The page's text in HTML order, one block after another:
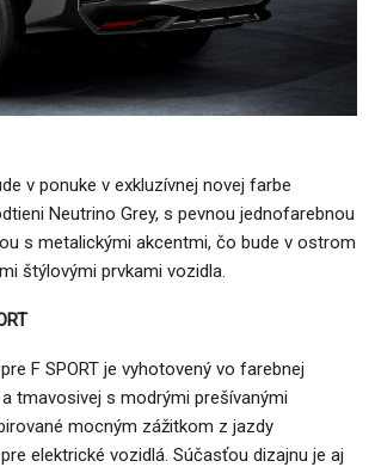
v ponuke v exkluzívnej novej farbe
Neutrino Grey, s pevnou jednofarebnou
s metalickými akcentmi, čo bude v ostrom
štýlovými prvkami vozidla.
F SPORT je vyhotovený vo farebnej
tmavosivej s modrými prešívanými
mocným zážitkom z jazdy
elektrické vozidlá. Súčasťou dizajnu je aj